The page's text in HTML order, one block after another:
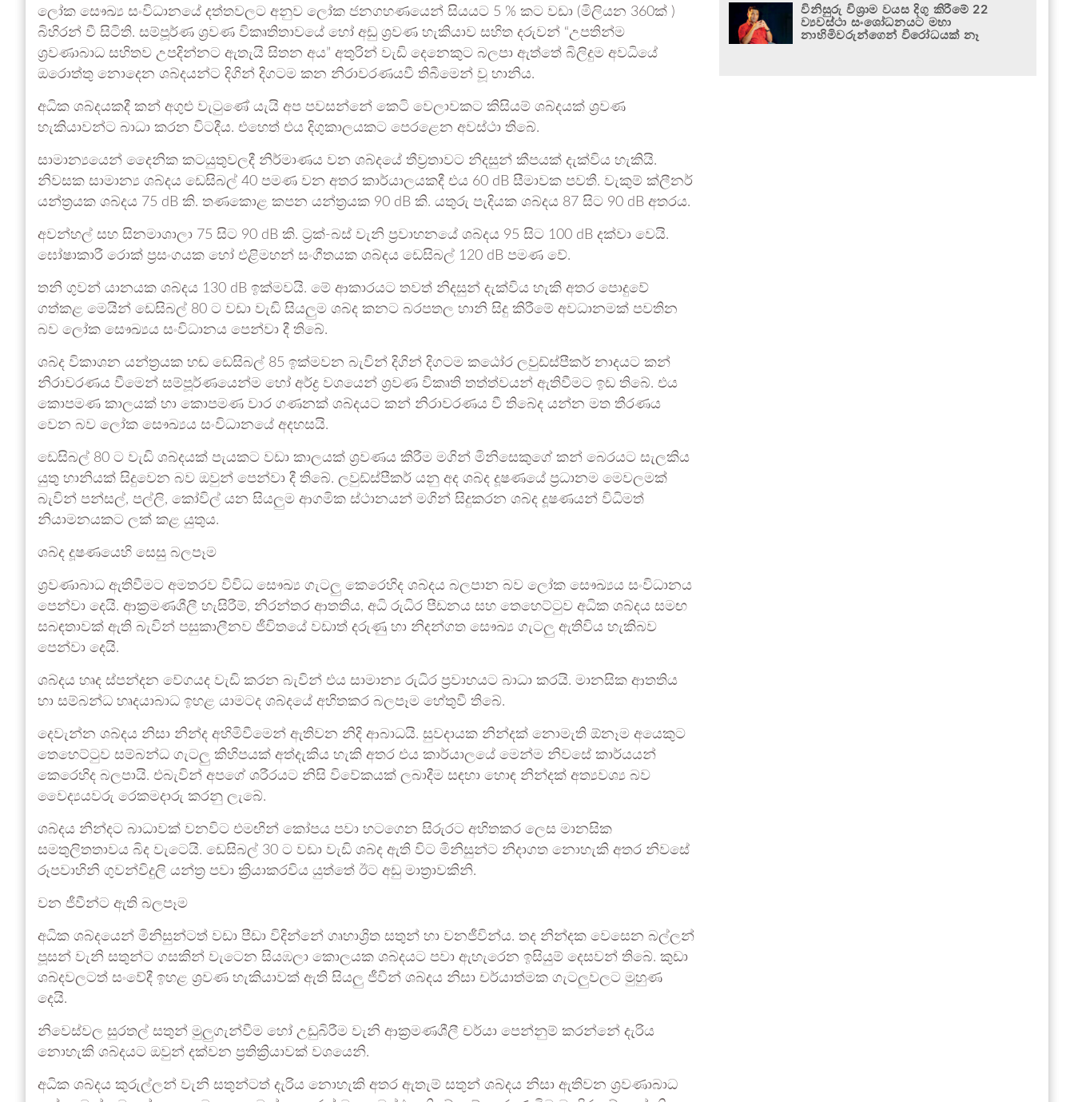
ලෝක සෞඛ්‍ය සංවිධානයේ දත්තවලට අනුව ලෝක ජනගහණයෙන් සියයට 5 % කට වඩා (මිලියන 360ක් )
බිහිරන් වී සිටිති. සම්පූර්ණ ශ්‍රවණ විකෘතිතාවයේ හෝ අඩු ශ්‍රවණ හැකියාව සහිත දරුවන් “උපතින්ම
ශ්‍රවණාබාධ සහිතව උපදින්නට ඇතැයි සිතන අය” අතුරින් වැඩි දෙනෙකුට බලපා ඇත්තේ බිලිදුම අවධියේ
ඔරොත්තු නොදෙන ශබ්දයන්ට දිගින් දිගටම කන නිරාවරණයවී තිබීමෙන් වූ හානිය.
අධික ශබ්දයකදී කන් අගුළු වැටුණේ යැයි අප පවසන්නේ කෙටි වෙලාවකට කිසියම් ශබ්දයක් ශ්‍රවණ
හැකියාවන්ට බාධා කරන විටදීය. එහෙත් එය දිගුකාලයකට පෙරළෙන අවස්ථා තිබේ.
සාමාන්‍යයෙන් දෛනික කටයුතුවලදී නිර්මාණය වන ශබ්දයේ තීව්‍රතාවට නිදසුන් කීපයක් දැක්විය හැකියි.
නිවසක සාමාන්‍ය ශබ්දය ඩෙසිබල් 40 පමණ වන අතර කාර්යාලයකදී එය 60 dB සීමාවක පවතී. වැකුම් ක්ලීනර්
යන්ත්‍රයක ශබ්දය 75 dB කි. තණකොළ කපන යන්ත්‍රයක 90 dB කි. යතුරු පැදියක ශබ්දය 87 සිට 90 dB අතරය.
අවන්හල් සහ සිනමාශාලා 75 සිට 90 dB කි. ට්‍රක්-බස් වැනි ප්‍රවාහනයේ ශබ්දය 95 සිට 100 dB දක්වා වෙයි.
ඝෝෂාකාරී රොක් ප්‍රසංගයක හෝ එළිමහන් සංගීතයක ශබ්දය ඩෙසිබල් 120 dB පමණ වේ.
තනි ගුවන් යානයක ශබ්දය 130 dB ඉක්මවයි. මේ ආකාරයට තවත් නිදසුන් දැක්විය හැකි අතර පොදුවේ
ගත්කළ මෙයින් ඩෙසිබල් 80 ට වඩා වැඩි සියලුම ශබ්ද කනට බරපතල හානි සිදු කිරීමේ අවධානමක් පවතින
බව ලෝක සෞඛ්‍යය සංවිධානය පෙන්වා දී තිබේ.
ශබ්ද විකාශන යන්ත්‍රයක හඬ ඩෙසිබල් 85 ඉක්මවන බැවින් දිගින් දිගටම කඨෝර ලවුඩ්ස්පීකර් නාදයට කන්
නිරාවරණය වීමෙන් සම්පූර්ණයෙන්ම හෝ අර්ද්‍ර වශයෙන් ශ්‍රවණ විකෘති තත්ත්වයන් ඇතිවීමට ඉඩ තිබේ. එය
කොපමණ කාලයක් හා කොපමණ වාර ගණනක් ශබ්දයට කන් නිරාවරණය වී තිබේද යන්න මත තීරණය
වෙන බව ලෝක සෞඛ්‍යය සංවිධානයේ අදහසයි.
ඩෙසිබල් 80 ට වැඩි ශබ්දයක් පැයකට වඩා කාලයක් ශ්‍රවණය කිරීම මගින් මිනිසෙකුගේ කන් බෙරයට සැලකිය
යුතු හානියක් සිදුවෙන බව ඔවුන් පෙන්වා දී තිබේ. ලවුඩ්ස්පීකර් යනු අද ශබ්ද දූෂණයේ ප්‍රධානම මෙවලමක්
බැවින් පන්සල්, පල්ලි, කෝවිල් යන සියලුම ආගමික ස්ථානයන් මගින් සිදුකරන ශබ්ද දූෂණයන් විධිමත්
නියාමනයකට ලක් කළ යුතුය.
ශබ්ද දූෂණයෙහි සෙසු බලපෑම
ශ්‍රවණාබාධ ඇතිවීමට අමතරව විවිධ සෞඛ්‍ය ගැටලු කෙරෙහිද ශබ්දය බලපාන බව ලෝක සෞඛ්‍යය සංවිධානය
පෙන්වා දෙයි. ආක්‍රමණශීලී හැසිරීම්, නිරන්තර ආතතිය, අධි රුධිර පීඩනය සහ තෙහෙට්ටුව අධික ශබ්දය සමඟ
සබඳතාවක් ඇති බැවින් පසුකාලීනව ජීවිතයේ වඩාත් දරුණු හා නිදන්ගත සෞඛ්‍ය ගැටලු ඇතිවිය හැකිබව
පෙන්වා දෙයි.
ශබ්දය හෘද ස්පන්දන වේගයද වැඩි කරන බැවින් එය සාමාන්‍ය රුධිර ප්‍රවාහයට බාධා කරයි. මානසික ආතතිය
හා සම්බන්ධ හෘදයාබාධ ඉහළ යාමටද ශබ්දයේ අහිතකර බලපෑම හේතුවී තිබේ.
දෙවැන්න ශබ්දය නිසා නින්ද අහිමිවීමෙන් ඇතිවන නිදි ආබාධයි. සුවදායක නින්දක් නොමැති ඕනෑම අයෙකුට
තෙහෙට්ටුව සම්බන්ධ ගැටලු කිහිපයක් අත්දැකිය හැකි අතර එය කාර්යාලයේ මෙන්ම නිවසේ කාර්යයන්
කෙරෙහිද බලපායි. එබැවින් අපගේ ශරීරයට නිසි විවේකයක් ලබාදීම සඳහා හොඳ නින්දක් අත්‍යවශ්‍ය බව
වෛද්‍යයවරු රෙකමදාරු කරනු ලැබේ.
ශබ්දය නින්දට බාධාවක් වනවිට එමඟින් කෝපය පවා හටගෙන සිරුරට අහිතකර ලෙස මානසික
සමතුලිතතාවය බිද වැටෙයි. ඩෙසිබල් 30 ට වඩා වැඩි ශබ්ද ඇති විට මිනිසුන්ට නිදාගත නොහැකි අතර නිවසේ
රූපවාහිනි ගුවන්විදුලි යන්ත්‍ර පවා ක්‍රියාකරවිය යුත්තේ ඊට අඩු මාත්‍රාවකිනි.
වන ජීවීන්ට ඇති බලපෑම
අධික ශබ්දයෙන් මිනිසුන්ටත් වඩා පීඩා විදින්නේ ගෘහාශ්‍රිත සතුන් හා වනජීවින්ය. තද නින්දක වෙසෙන බල්ලන්
පූසන් වැනි සතුන්ට ගසකින් වැටෙන සියඹලා කොලයක ශබ්දයට පවා ඇහැරෙන ඉසියුම් දෙසවන් තිබේ. කුඩා
ශබ්දවලටත් සංවේදී ඉහළ ශ්‍රවණ හැකියාවක් ඇති සියලු ජීවීන් ශබ්දය නිසා චර්යාත්මක ගැටලුවලට මුහුණ
දෙයි.
නිවෙස්වල සුරතල් සතුන් මුලුගැන්වීම හෝ උඩුබිරීම වැනි ආක්‍රමණශීලී චර්යා පෙන්නුම් කරන්නේ දැරිය
නොහැකි ශබ්දයට ඔවුන් දක්වන ප්‍රතික්‍රියාවක් වශයෙනි.
අධික ශබ්දය කුරුල්ලන් වැනි සතුන්ටත් දැරිය නොහැකි අතර ඇතැම් සතුන් ශබ්දය නිසා ඇතිවන ශ්‍රවණාබාධ
විනිසුරු විශ්‍රාම වයස දිගු කිරීමේ 22
ව්‍යවස්ථා සංශෝධනයට මහා
නාහිමිවරුන්ගෙන් විරෝධයක් නෑ